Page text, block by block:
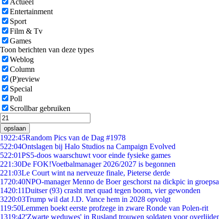
Actueel
Entertainment
Sport
Film & Tv
Games
Toon berichten van deze types
Weblog
Column
(P)review
Special
Poll
Scrollbar gebruiken
opslaan
1922:45Random Pics van de Dag #1978
522:04Ontslagen bij Halo Studios na Campaign Evolved
522:01PS5-doos waarschuwt voor einde fysieke games
221:30De FOK!Voetbalmanager 2026/2027 is begonnen
221:03Le Court wint na nerveuze finale, Pieterse derde
1720:40NPO-manager Menno de Boer geschorst na dickpic in
1420:11Duitser (93) crasht met quad tegen boom, vier gewonden
3220:03Trump wil dat J.D. Vance hem in 2028 opvolgt
119:50Lemmen boekt eerste profzege in zware Ronde van Polen-rit
1319:42'Zwarte weduwes' in Rusland trouwen soldaten voor